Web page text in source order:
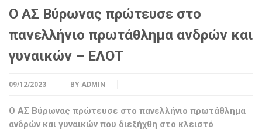
Ο ΑΣ Βύρωνας πρώτευσε στο
πανελλήνιο πρωτάθλημα ανδρών και
γυναικών – ΕΛΟΤ
09/12/2023 BY ADMIN
Ο ΑΣ Βύρωνας πρώτευσε στο πανελλήνιο πρωτάθλημα
ανδρών και γυναικών που διεξήχθη στο κλειστό